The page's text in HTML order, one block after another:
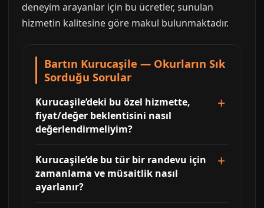
deneyim arayanlar için bu ücretler, sunulan
hizmetin kalitesine göre makul bulunmaktadır.
Bartın Kurucaşile — Okurların Sık
Sorduğu Sorular
Kurucaşile’deki bu özel hizmette,
fiyat/değer beklentisini nasıl
değerlendirmeliyim?
Kurucaşile’de bu tür bir randevu için
zamanlama ve müsaitlik nasıl
ayarlanır?